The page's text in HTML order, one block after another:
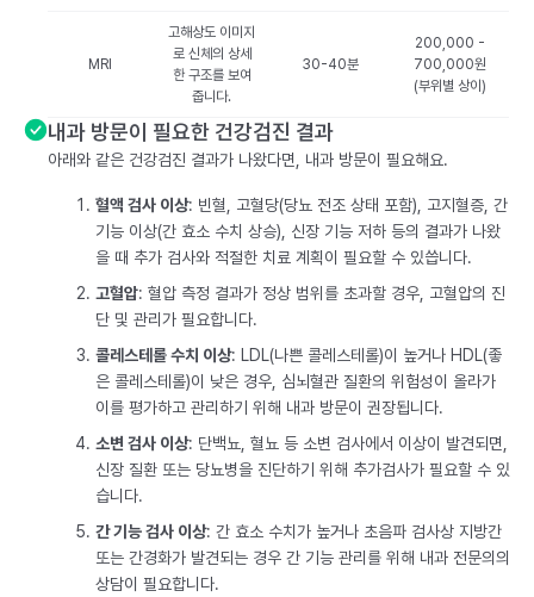
MRI
고해상도 이미지
로 신체의 상세
한 구조를 보여
줍니다.
30-40분
200,000 -
700,000원
(부위별 상이)
내과 방문이 필요한 건강검진 결과
아래와 같은 건강검진 결과가 나왔다면, 내과 방문이 필요해요.
혈액 검사 이상: 빈혈, 고혈당(당뇨 전조 상태 포함), 고지혈증, 간
기능 이상(간 효소 수치 상승), 신장 기능 저하 등의 결과가 나왔
을 때 추가 검사와 적절한 치료 계획이 필요할 수 있씁니다.
고혈압: 혈압 측정 결과가 정상 범위를 초과할 경우, 고혈압의 진
단 및 관리가 필요합니다.
콜레스테롤 수치 이상: LDL(나쁜 콜레스테롤)이 높거나 HDL(좋
은 콜레스테롤)이 낮은 경우, 심뇌혈관 질환의 위험성이 올라가
이를 평가하고 관리하기 위해 내과 방문이 권장됩니다.
소변 검사 이상: 단백뇨, 혈뇨 등 소변 검사에서 이상이 발견되면,
신장 질환 또는 당뇨병을 진단하기 위해 추가검사가 필요할 수 있
습니다.
간 기능 검사 이상: 간 효소 수치가 높거나 초음파 검사상 지방간
또는 간경화가 발견되는 경우 간 기능 관리를 위해 내과 전문의의
상담이 필요합니다.